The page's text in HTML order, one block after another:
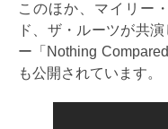
このほか、マイリー
ド、ザ・ルーツが共
ー「Nothing
も公開されています。